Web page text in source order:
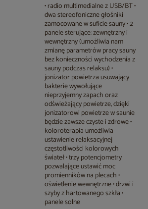
• radio multimedialne z USB/BT •
dwa stereofoniczne głośniki
zamocowane w suficie sauny • 2
panele sterujące: zewnętrzny i
wewnętrzny (umożliwia nam
zmianę parametrów pracy sauny
bez konieczności wychodzenia z
sauny podczas relaksu) •
jonizator powietrza usuwający
bakterie wywołujące
nieprzyjemny zapach oraz
odświeżający powietrze, dzięki
jonizatorowi powietrze w saunie
będzie zawsze czyste i zdrowe •
koloroterapia umożliwia
ustawienie relaksacyjnej
częstotliwości kolorowych
świateł • trzy potencjometry
pozwalające ustawić moc
promienników na plecach •
oświetlenie wewnętrzne • drzwi i
szyby z hartowanego szkła •
panele solne